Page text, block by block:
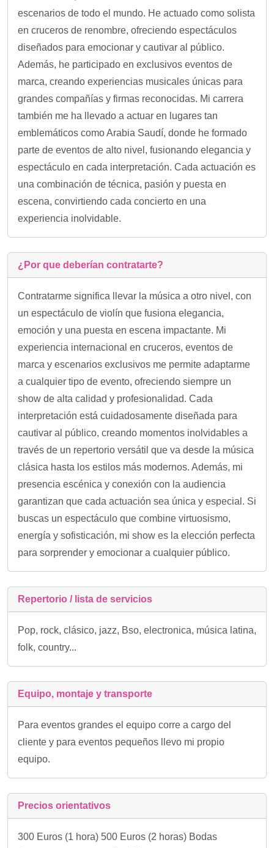
escenarios de todo el mundo. He actuado como solista
en cruceros de renombre, ofreciendo espectáculos
diseñados para emocionar y cautivar al público.
Además, he participado en exclusivos eventos de
marca, creando experiencias musicales únicas para
grandes compañías y firmas reconocidas. Mi carrera
también me ha llevado a actuar en lugares tan
emblemáticos como Arabia Saudí, donde he formado
parte de eventos de alto nivel, fusionando elegancia y
espectáculo en cada interpretación. Cada actuación es
una combinación de técnica, pasión y puesta en
escena, convirtiendo cada concierto en una
experiencia inolvidable.
¿Por que deberían contratarte?
Contratarme significa llevar la música a otro nivel, con
un espectáculo de violín que fusiona elegancia,
emoción y una puesta en escena impactante. Mi
experiencia internacional en cruceros, eventos de
marca y escenarios exclusivos me permite adaptarme
a cualquier tipo de evento, ofreciendo siempre un
show de alta calidad y profesionalidad. Cada
interpretación está cuidadosamente diseñada para
cautivar al público, creando momentos inolvidables a
través de un repertorio versátil que va desde la música
clásica hasta los estilos más modernos. Además, mi
presencia escénica y conexión con la audiencia
garantizan que cada actuación sea única y especial. Si
buscas un espectáculo que combine virtuosismo,
energía y sofisticación, mi show es la elección perfecta
para sorprender y emocionar a cualquier público.
Repertorio / lista de servicios
Pop, rock, clásico, jazz, Bso, electronica, música latina,
folk, country...
Equipo, montaje y transporte
Para eventos grandes el equipo corre a cargo del
cliente y para eventos pequeños llevo mi propio
equipo.
Precios orientativos
300 Euros (1 hora) 500 Euros (2 horas) Bodas